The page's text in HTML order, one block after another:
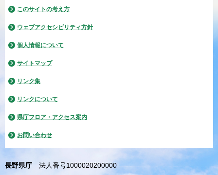
このサイトの考え方
ウェブアクセシビリティ方針
個人情報について
サイトマップ
リンク集
リンクについて
県庁フロア・アクセス案内
お問い合わせ
長野県庁
法人番号1000020200000